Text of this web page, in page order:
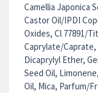
Camellia Japonica
Castor Oil/IPDI
Oxides, Cl 77891/
Caprylate/Caprate,
Dicaprylyl Ether,
Seed Oil,
Oil, Mica, Parfum/